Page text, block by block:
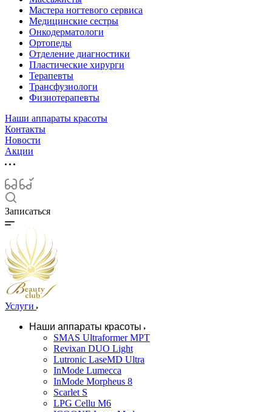
Мастера ногтевого сервиса
Медицинские сестры
Онкодерматологи
Ортопеды
Отделение диагностики
Пластические хирурги
Терапевты
Трансфузиологи
Физиотерапевты
Наши аппараты красоты
Контакты
Новости
Акции
Записаться
Услуги
Наши аппараты красоты
SMAS Ultraformer MPT
Revixan DUO Light
Lutronic LaseMD Ultra
InMode Lumecca
InMode Morpheus 8
Scarlet S
LPG Cellu M6